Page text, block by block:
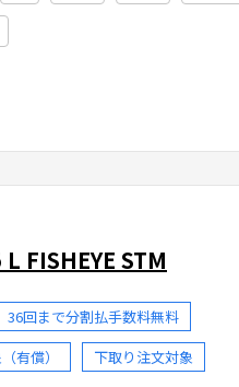
FISHEYE STM
36回まで分割払手数料無料
有償） 下取り注文対象